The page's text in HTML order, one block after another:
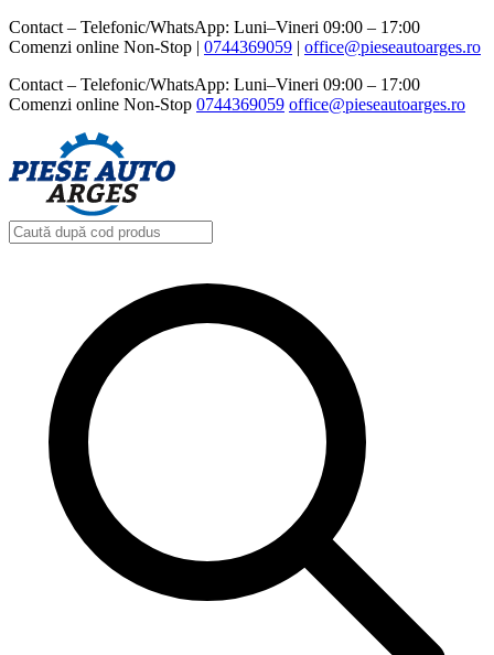
Contact – Telefonic/WhatsApp: Luni–Vineri 09:00 – 17:00
Comenzi online Non-Stop | 0744369059‬ | office@pieseautoarges.ro
Contact – Telefonic/WhatsApp: Luni–Vineri 09:00 – 17:00
Comenzi online Non-Stop 0744369059‬ office@pieseautoarges.ro